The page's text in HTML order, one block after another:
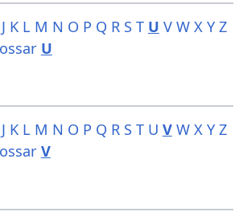
J K L M N O P Q R S T U V W X Y Z
U
J K L M N O P Q R S T U V W X Y Z
V